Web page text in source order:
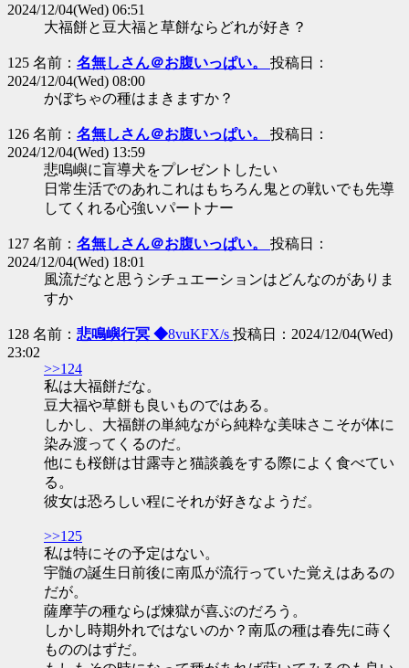
2024/12/04(Wed) 06:51
大福餅と豆大福と草餅ならどれが好き？
125 名前： 名無しさん＠お腹いっぱい。 投稿日：
2024/12/04(Wed) 08:00
かぼちゃの種はまきますか？
126 名前： 名無しさん＠お腹いっぱい。 投稿日：
2024/12/04(Wed) 13:59
悲鳴嶼に盲導犬をプレゼントしたい
日常生活でのあれこれはもちろん鬼との戦いでも先導
してくれる心強いパートナー
127 名前： 名無しさん＠お腹いっぱい。 投稿日：
2024/12/04(Wed) 18:01
風流だなと思うシチュエーションはどんなのがありま
すか
128 名前： 悲鳴嶼行冥 ◆8vuKFX/s 投稿日：2024/12/04(Wed)
23:02
>>124
私は大福餅だな。
豆大福や草餅も良いものではある。
しかし、大福餅の単純ながら純粋な美味さこそが体に
染み渡ってくるのだ。
他にも桜餅は甘露寺と猫談義をする際によく食べてい
る。
彼女は恐ろしい程にそれが好きなようだ。
>>125
私は特にその予定はない。
宇髄の誕生日前後に南瓜が流行っていた覚えはあるの
だが。
薩摩芋の種ならば煉獄が喜ぶのだろう。
しかし時期外れではないのか？南瓜の種は春先に蒔く
もののはずだ。